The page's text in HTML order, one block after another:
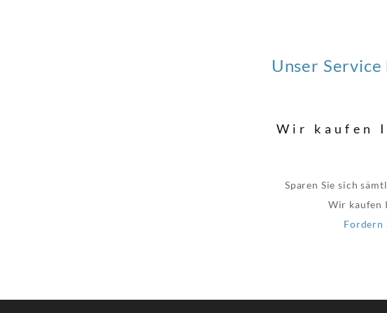
Unser
Wir kaufen
Sparen Sie sich
Wir kaufen
Fordern